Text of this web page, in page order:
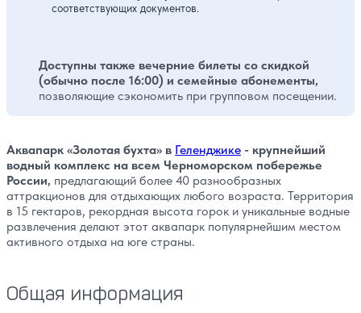
соответствующих документов.
Доступны также вечерние билеты со скидкой
(обычно после 16:00) и семейные абонементы,
позволяющие сэкономить при групповом посещении.
Аквапарк «Золотая бухта» в Геленджике - крупнейший
водный комплекс на всем Черноморском побережье
России, предлагающий более 40 разнообразных
аттракционов для отдыхающих любого возраста. Территория
в 15 гектаров, рекордная высота горок и уникальные водные
развлечения делают этот аквапарк популярнейшим местом
активного отдыха на юге страны.
Общая информация